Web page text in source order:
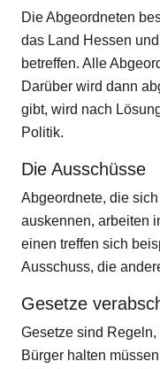
Die Abgeordneten
das Land Hessen
betreffen. Alle
Darüber wird dann
gibt, wird nach
Politik.
Die Ausschüsse
Abgeordnete, die
auskennen, arbeiten
einen treffen sich
Ausschuss, die
Gesetze
Gesetze sind
Bürger halten